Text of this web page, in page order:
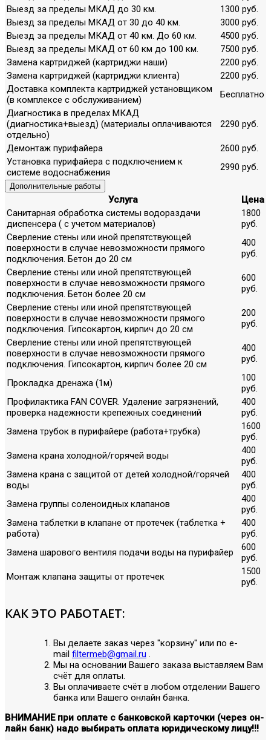
Выезд за пределы МКАД до 30 км.
1300 руб.
Выезд за пределы МКАД от 30 до 40 км.
3000 руб.
Выезд за пределы МКАД от 40 км. До 60 км.
4500 руб.
Выезд за пределы МКАД от 60 км до 100 км.
7500 руб.
Замена картриджей (картриджи наши)
2200 руб.
Замена картриджей (картриджи клиента)
2200 руб.
Доставка комплекта картриджей установщиком
(в комплексе с обслуживанием)
Бесплатно
Диагностика в пределах МКАД
(диагностика+выезд) (материалы оплачиваются
отдельно)
2290 руб.
Демонтаж пурифайера
2600 руб.
Установка пурифайера с подключением к
системе водоснабжения
2990 руб.
Дополнительные работы
Услуга
Цена
Санитарная обработка системы водораздачи
диспенсера ( с учетом материалов)
1800
руб.
Сверление стены или иной препятствующей
поверхности в случае невозможности прямого
подключения. Бетон до 20 см
400
руб.
Сверление стены или иной препятствующей
поверхности в случае невозможности прямого
подключения. Бетон более 20 см
600
руб.
Сверление стены или иной препятствующей
поверхности в случае невозможности прямого
подключения. Гипсокартон, кирпич до 20 см
200
руб.
Сверление стены или иной препятствующей
поверхности в случае невозможности прямого
подключения. Гипсокартон, кирпич более 20 см
400
руб.
Прокладка дренажа (1м)
100
руб.
Профилактика FAN COVER. Удаление загрязнений,
проверка надежности крепежных соединений
400
руб.
Замена трубок в пурифайере (работа+трубка)
1600
руб.
Замена крана холодной/горячей воды
400
руб.
Замена крана с защитой от детей холодной/горячей
воды
400
руб.
Замена группы соленоидных клапанов
400
руб.
Замена таблетки в клапане от протечек (таблетка +
работа)
400
руб.
Замена шарового вентиля подачи воды на пурифайер
600
руб.
Монтаж клапана защиты от протечек
1500
руб.
КАК ЭТО РАБОТАЕТ:
Вы делаете заказ через "корзину" или по е-
mail filtermeb@gmail.ru .
Мы на основании Вашего заказа выставляем Вам
счёт для оплаты.
Вы оплачиваете счёт в любом отделении Вашего
банка или Вашего онлайн банка.
ВНИМАНИЕ при оплате с банковской карточки (через он-
лайн банк) надо выбирать оплата юридическому лицу!!!